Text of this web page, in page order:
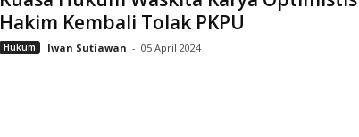
Hakim Kembali Tolak PKPU
Hukum Iwan Sutiawan - 05 April 2024